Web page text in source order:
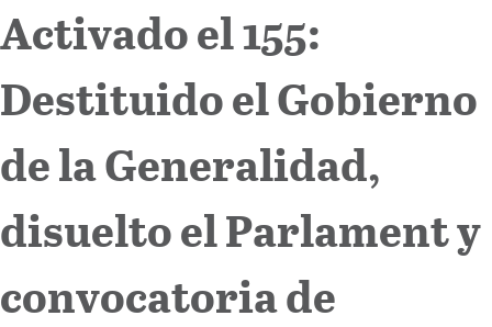
Colaboradores
Internacional
Cultura
Activado el 155:
Destituido el Gobierno
de la Generalidad,
disuelto el Parlament y
convocatoria de